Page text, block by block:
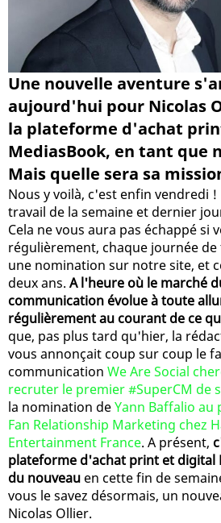
Une nouvelle aventure
aujourd'hui pour Nicolas
la plateforme d'achat
MediasBook, en tant que
Mais quelle sera sa
Nous y voilà, c'est enfin vendredi
travail de la semaine et dernier
Cela ne vous aura pas échappé si
régulièrement, chaque journée
une nomination sur notre site, et
deux ans. A l'heure où le marché
communication évolue à toute
régulièrement au courant de ce
que, pas plus tard qu'hier, la
vous annonçait coup sur coup le
communication We Are Social
recruter le premier #SuperCM de
la nomination deYann Baffalio au
Fan Relationship Marketing chez
Entertainment France. A présent,
plateforme d'achat print et digital
du nouveau en cette fin de
vous le savez désormais, un
Nicolas Ollier.